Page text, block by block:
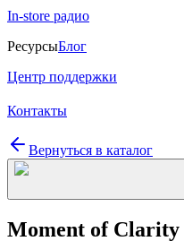
In-store радио
РесурсыБлог
Центр поддержки
Контакты
Вернуться в каталог
Moment of Clarity